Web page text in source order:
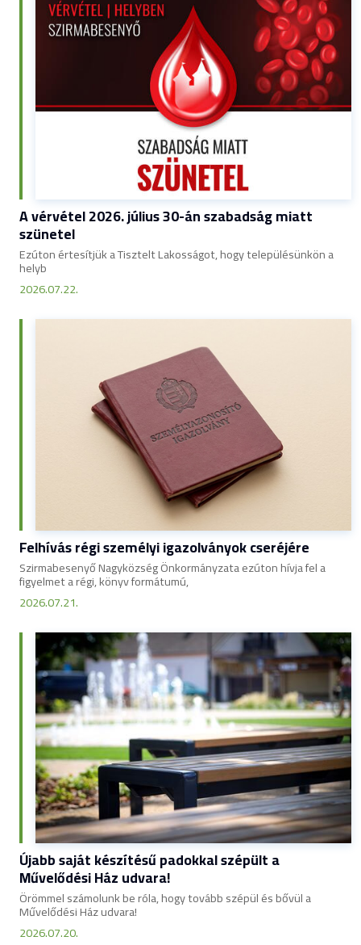
A vérvétel 2026. július 30-án szabadság miatt
szünetel
Ezúton értesítjük a Tisztelt Lakosságot, hogy településünkön a
helyb
2026.07.22.
Felhívás régi személyi igazolványok cseréjére
Szirmabesenyő Nagyközség Önkormányzata ezúton hívja fel a
figyelmet a régi, könyv formátumú,
2026.07.21.
Újabb saját készítésű padokkal szépült a
Művelődési Ház udvara!
Örömmel számolunk be róla, hogy tovább szépül és bővül a
Művelődési Ház udvara!
2026.07.20.